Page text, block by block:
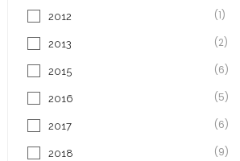
2012 (1)
2013 (2)
2015 (6)
2016 (5)
2017 (6)
2018 (9)